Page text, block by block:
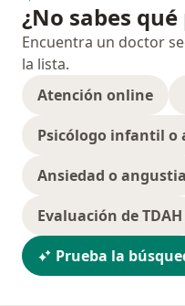
¿No sabes
Encuentra un doctor
la lista.
Atención online
Psicólogo infantil o
Ansiedad o angustia
Evaluación de TDAH
Prueba la